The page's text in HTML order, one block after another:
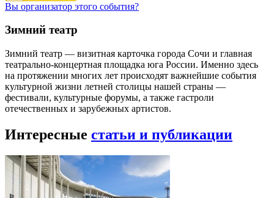
Вы организатор этого события?
Зимний театр
Зимний театр — визитная карточка города Сочи и главная
театрально-концертная площадка юга России. Именно здесь
на протяжении многих лет происходят важнейшие события
культурной жизни летней столицы нашей страны —
фестивали, культурные форумы, а также гастроли
отечественных и зарубежных артистов.
Интересные статьи и публикации